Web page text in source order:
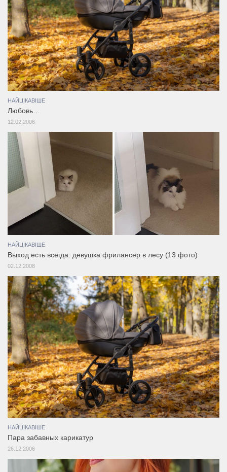
НАЙЦІКАВІШЕ
Любовь…
12.02.2006
НАЙЦІКАВІШЕ
Выход есть всегда: девушка фрилансер в лесу (13 фото)
02.12.2008
НАЙЦІКАВІШЕ
Пара забавных карикатур
26.12.2006